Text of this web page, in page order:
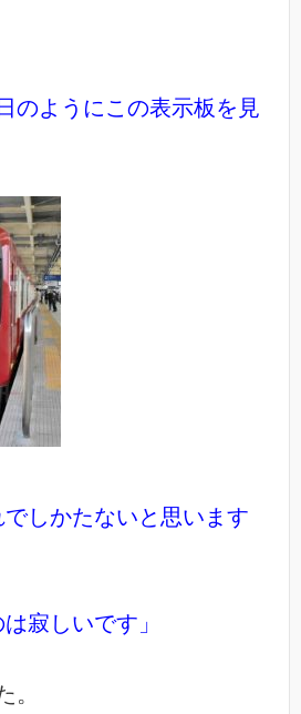
のようにこの表示板を見
しかたないと思います
寂しいです」
。